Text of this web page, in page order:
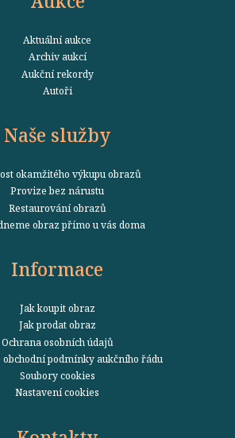
Aktuální aukce
Archiv aukcí
Aukční rekordy
Autoři
Naše služby
okamžitého výkupu obrazů
Provize bez nárustu
Restaurování obrazů
obraz přímo u vás doma
Informace
Jak koupit obraz
Jak prodat obraz
Ochrana osobních údajů
obchodní podmínky aukčního řádu
Soubory cookies
Nastavení cookies